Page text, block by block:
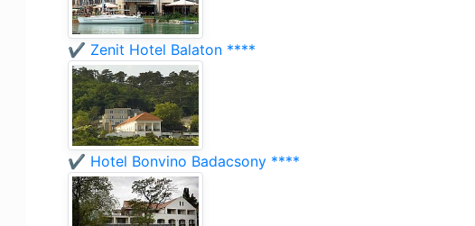
✔️ Zenit Hotel Balaton ****
✔️ Hotel Bonvino Badacsony ****